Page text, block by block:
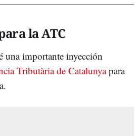
la ATC
una importante inyección
Tributària de Catalunyapara